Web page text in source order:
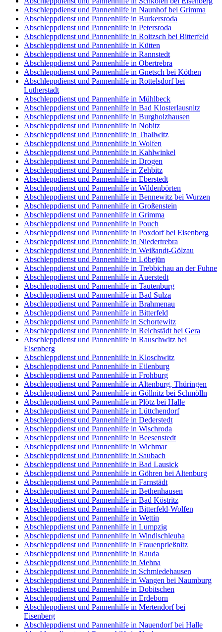
Abschleppdienst und Pannenhilfe in Naunhof bei Grimma
Abschleppdienst und Pannenhilfe in Burkersroda
Abschleppdienst und Pannenhilfe in Petersroda
Abschleppdienst und Pannenhilfe in Roitzsch bei Bitterfeld
Abschleppdienst und Pannenhilfe in Kütten
Abschleppdienst und Pannenhilfe in Rannstedt
Abschleppdienst und Pannenhilfe in Obertrebra
Abschleppdienst und Pannenhilfe in Gnetsch bei Köthen
Abschleppdienst und Pannenhilfe in Rottelsdorf bei
Lutherstadt
Abschleppdienst und Pannenhilfe in Mühlbeck
Abschleppdienst und Pannenhilfe in Bad Klosterlausnitz
Abschleppdienst und Pannenhilfe in Burgholzhausen
Abschleppdienst und Pannenhilfe in Nobitz
Abschleppdienst und Pannenhilfe in Thallwitz
Abschleppdienst und Pannenhilfe in Wolfen
Abschleppdienst und Pannenhilfe in Kahlwinkel
Abschleppdienst und Pannenhilfe in Drogen
Abschleppdienst und Pannenhilfe in Zehbitz
Abschleppdienst und Pannenhilfe in Eberstedt
Abschleppdienst und Pannenhilfe in Wildenbörten
Abschleppdienst und Pannenhilfe in Bennewitz bei Wurzen
Abschleppdienst und Pannenhilfe in Großenstein
Abschleppdienst und Pannenhilfe in Grimma
Abschleppdienst und Pannenhilfe in Pouch
Abschleppdienst und Pannenhilfe in Poxdorf bei Eisenberg
Abschleppdienst und Pannenhilfe in Niedertrebra
Abschleppdienst und Pannenhilfe in Weißandt-Gölzau
Abschleppdienst und Pannenhilfe in Löbejün
Abschleppdienst und Pannenhilfe in Trebbichau an der Fuhne
Abschleppdienst und Pannenhilfe in Auerstedt
Abschleppdienst und Pannenhilfe in Tautenburg
Abschleppdienst und Pannenhilfe in Bad Sulza
Abschleppdienst und Pannenhilfe in Brahmenau
Abschleppdienst und Pannenhilfe in Bitterfeld
Abschleppdienst und Pannenhilfe in Schortewitz
Abschleppdienst und Pannenhilfe in Reichstädt bei Gera
Abschleppdienst und Pannenhilfe in Rauschwitz bei
Eisenberg
Abschleppdienst und Pannenhilfe in Kloschwitz
Abschleppdienst und Pannenhilfe in Eilenburg
Abschleppdienst und Pannenhilfe in Frohburg
Abschleppdienst und Pannenhilfe in Altenburg, Thüringen
Abschleppdienst und Pannenhilfe in Göllnitz bei Schmölln
Abschleppdienst und Pannenhilfe in Plötz bei Halle
Abschleppdienst und Pannenhilfe in Lüttchendorf
Abschleppdienst und Pannenhilfe in Dederstedt
Abschleppdienst und Pannenhilfe in Wischroda
Abschleppdienst und Pannenhilfe in Beesenstedt
Abschleppdienst und Pannenhilfe in Wichmar
Abschleppdienst und Pannenhilfe in Saubach
Abschleppdienst und Pannenhilfe in Bad Lausick
Abschleppdienst und Pannenhilfe in Göhren bei Altenburg
Abschleppdienst und Pannenhilfe in Farnstädt
Abschleppdienst und Pannenhilfe in Bethenhausen
Abschleppdienst und Pannenhilfe in Bad Köstritz
Abschleppdienst und Pannenhilfe in Bitterfeld-Wolfen
Abschleppdienst und Pannenhilfe in Wettin
Abschleppdienst und Pannenhilfe in Lumpzig
Abschleppdienst und Pannenhilfe in Windischleuba
Abschleppdienst und Pannenhilfe in Frauenprießnitz
Abschleppdienst und Pannenhilfe in Rauda
Abschleppdienst und Pannenhilfe in Mehna
Abschleppdienst und Pannenhilfe in Schmiedehausen
Abschleppdienst und Pannenhilfe in Wangen bei Naumburg
Abschleppdienst und Pannenhilfe in Dobitschen
Abschleppdienst und Pannenhilfe in Erdeborn
Abschleppdienst und Pannenhilfe in Mertendorf bei
Eisenberg
Abschleppdienst und Pannenhilfe in Nauendorf bei Halle